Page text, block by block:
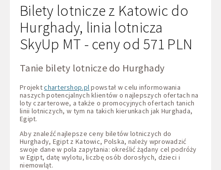
1 + 0 + 0
Bilety lotnicze z Katowic do
Hurghady, linia lotnicza
SkyUp MT - ceny od 571 PLN
Tanie bilety lotnicze do Hurghady
Projektchartershop.pl powstał w celu informowania
naszych potencjalnych klientów o najlepszych ofertach na
loty czarterowe, a także o promocyjnych ofertach tanich
linii lotniczych, w tym na takich kierunkach jak Hurghada,
Egipt.
Aby znaleźć najlepsze ceny biletów lotniczych do
Hurghady, Egipt z Katowic, Polska, należy wprowadzić
swoje dane w pola zapytania: określić żądany cel podróży
w Egipt, datę wylotu, liczbę osób dorosłych, dzieci i
niemowląt.